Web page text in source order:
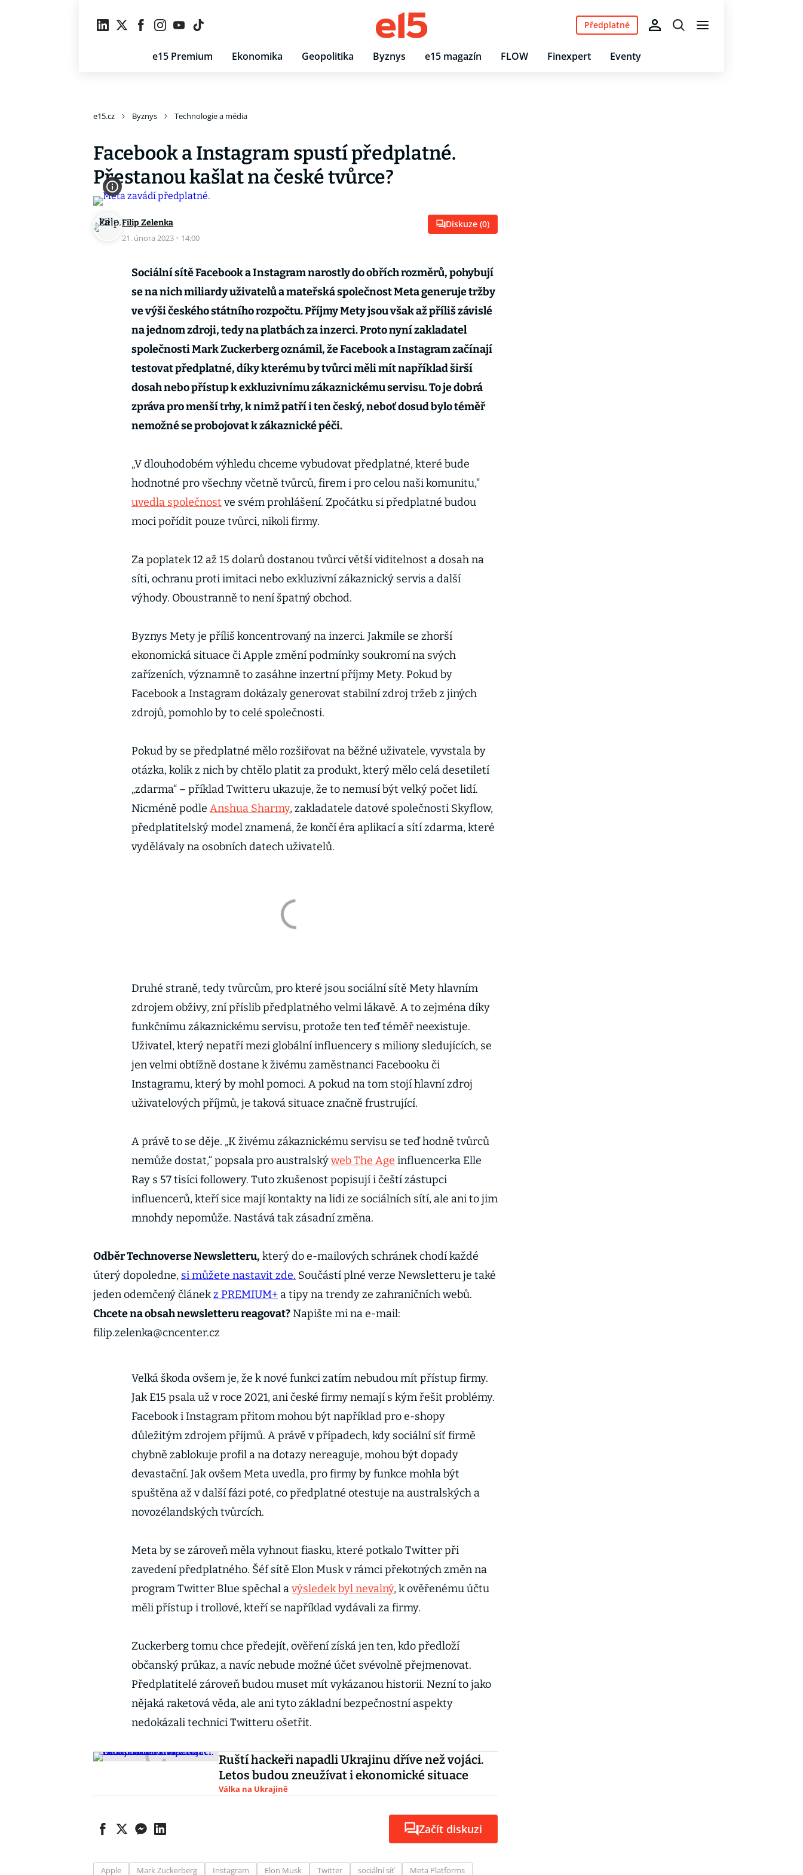
e15 Premium Ekonomika Geopolitika Byznys e15 magazín FLOW Finexpert Eventy
Předplatné
e15.cz Byznys Technologie a média
Facebook a Instagram spustí předplatné.
Přestanou kašlat na české tvůrce?
Filip Zelenka
21. února 2023 · 14:00
Diskuze (0)
Sociální sítě Facebook a Instagram narostly do obřích rozměrů, pohybují
se na nich miliardy uživatelů a mateřská společnost Meta generuje tržby
ve výši českého státního rozpočtu. Příjmy Mety jsou však až příliš závislé
na jednom zdroji, tedy na platbách za inzerci. Proto nyní zakladatel
společnosti Mark Zuckerberg oznámil, že Facebook a Instagram začínají
testovat předplatné, díky kterému by tvůrci měli mít například širší
dosah nebo přístup k exkluzivnímu zákaznickému servisu. To je dobrá
zpráva pro menší trhy, k nimž patří i ten český, neboť dosud bylo téměř
nemožné se probojovat k zákaznické péči.
„V dlouhodobém výhledu chceme vybudovat předplatné, které bude
hodnotné pro všechny včetně tvůrců, firem i pro celou naši komunitu,“
uvedla společnost ve svém prohlášení. Zpočátku si předplatné budou
moci pořídit pouze tvůrci, nikoli firmy.
Za poplatek 12 až 15 dolarů dostanou tvůrci větší viditelnost a dosah na
síti, ochranu proti imitaci nebo exkluzivní zákaznický servis a další
výhody. Oboustranně to není špatný obchod.
Byznys Mety je příliš koncentrovaný na inzerci. Jakmile se zhorší
ekonomická situace či Apple změní podmínky soukromí na svých
zařízeních, významně to zasáhne inzertní příjmy Mety. Pokud by
Facebook a Instagram dokázaly generovat stabilní zdroj tržeb z jiných
zdrojů, pomohlo by to celé společnosti.
Pokud by se předplatné mělo rozšiřovat na běžné uživatele, vyvstala by
otázka, kolik z nich by chtělo platit za produkt, který mělo celá desetiletí
„zdarma“ – příklad Twitteru ukazuje, že to nemusí být velký počet lidí.
Nicméně podle Anshua Sharmy, zakladatele datové společnosti Skyflow,
předplatitelský model znamená, že končí éra aplikací a sítí zdarma, které
vydělávaly na osobních datech uživatelů.
Druhé straně, tedy tvůrcům, pro které jsou sociální sítě Mety hlavním
zdrojem obživy, zní příslib předplatného velmi lákavě. A to zejména díky
funkčnímu zákaznickému servisu, protože ten teď téměř neexistuje.
Uživatel, který nepatří mezi globální influencery s miliony sledujících, se
jen velmi obtížně dostane k živému zaměstnanci Facebooku či
Instagramu, který by mohl pomoci. A pokud na tom stojí hlavní zdroj
uživatelových příjmů, je taková situace značně frustrující.
A právě to se děje. „K živému zákaznickému servisu se teď hodně tvůrců
nemůže dostat,“ popsala pro australskýweb The Age influencerka Elle
Ray s 57 tisíci followery. Tuto zkušenost popisují i čeští zástupci
influencerů, kteří sice mají kontakty na lidi ze sociálních sítí, ale ani to jim
mnohdy nepomůže. Nastává tak zásadní změna.
Odběr Technoverse Newsletteru, který do e-mailových schránek chodí každé
úterý dopoledne, si můžete nastavit zde. Součástí plné verze Newsletteru je také
jeden odemčený článekz PREMIUM+ a tipy na trendy ze zahraničních webů.
Chcete na obsah newsletteru reagovat?Napište mi na e-mail:
filip.zelenka@cncenter.cz
Velká škoda ovšem je, že k nové funkci zatím nebudou mít přístup firmy.
Jak E15 psala už v roce 2021, ani české firmy nemají s kým řešit problémy.
Facebook i Instagram přitom mohou být například pro e-shopy
důležitým zdrojem příjmů. A právě v případech, kdy sociální síť firmě
chybně zablokuje profil a na dotazy nereaguje, mohou být dopady
devastační. Jak ovšem Meta uvedla, pro firmy by funkce mohla být
spuštěna až v další fázi poté, co předplatné otestuje na australských a
novozélandských tvůrcích.
Meta by se zároveň měla vyhnout fiasku, které potkalo Twitter při
zavedení předplatného. Šéf sítě Elon Musk v rámci překotných změn na
program Twitter Blue spěchal avýsledek byl nevalný, k ověřenému účtu
měli přístup i trollové, kteří se například vydávali za firmy.
Zuckerberg tomu chce předejít, ověření získá jen ten, kdo předloží
občanský průkaz, a navíc nebude možné účet svévolně přejmenovat.
Předplatitelé zároveň budou muset mít vykázanou historii. Nezní to jako
nějaká raketová věda, ale ani tyto základní bezpečnostní aspekty
nedokázali technici Twitteru ošetřit.
Ruští hackeři napadli Ukrajinu dříve než vojáci.
Letos budou zneužívat i ekonomické situace
Válka na Ukrajině
Začít diskuzi
Apple Mark Zuckerberg Instagram Elon Musk Twitter sociální síť
Meta Platforms